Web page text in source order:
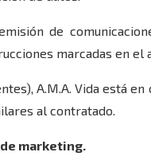
de
marcadas en el
A.M.A. Vida está
al contratado.
marketing.